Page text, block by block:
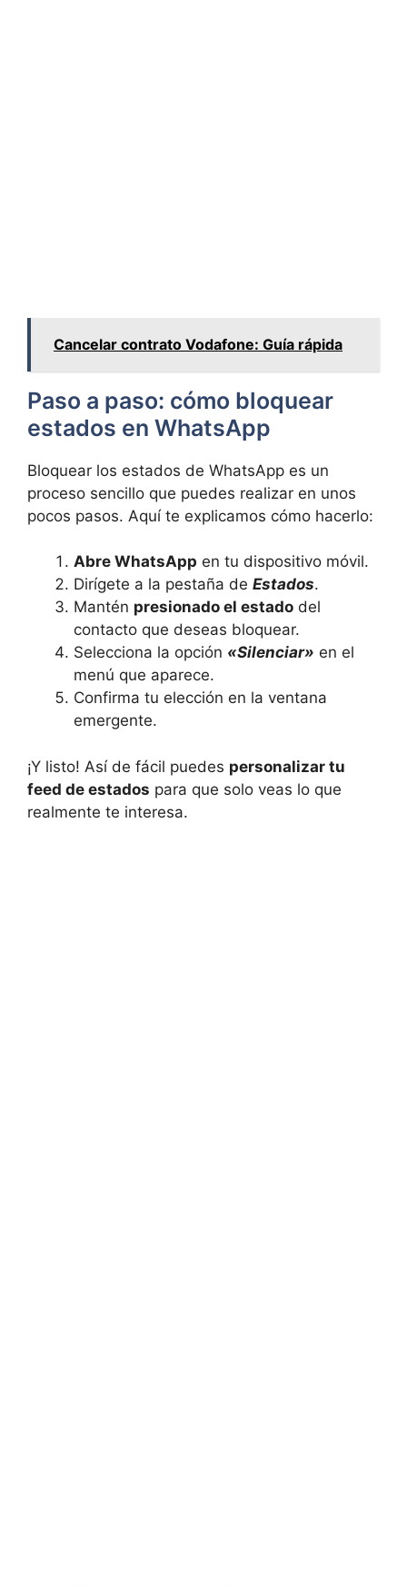
Cancelar contrato Vodafone: Guía rápida
Paso a paso: cómo bloquear
estados en WhatsApp
Bloquear los estados de WhatsApp es un
proceso sencillo que puedes realizar en unos
pocos pasos. Aquí te explicamos cómo hacerlo:
Abre WhatsApp en tu dispositivo móvil.
Dirígete a la pestaña de Estados.
Mantén presionado el estado del
contacto que deseas bloquear.
Selecciona la opción «Silenciar» en el
menú que aparece.
Confirma tu elección en la ventana
emergente.
¡Y listo! Así de fácil puedes personalizar tu
feed de estados para que solo veas lo que
realmente te interesa.